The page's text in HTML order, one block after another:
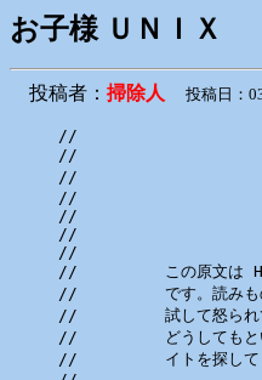
お子様 ＵＮＩＸ
投稿者： 掃除人 投稿日：
//
//                    イン
//                      お
//
//
//
//
//         この原文は
//         です。読みものと
//         試して怒られて
//         どうしてもという
//         イトを探してく